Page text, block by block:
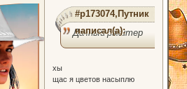
#p173074,Путник
написал(а):
Дачный рэкитер
хы
щас я цветов насыплю